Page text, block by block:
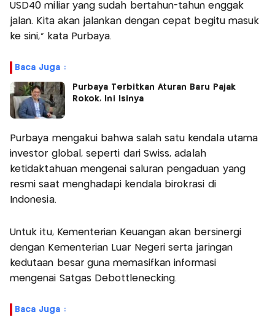
USD40 miliar yang sudah bertahun-tahun enggak
jalan. Kita akan jalankan dengan cepat begitu masuk
ke sini," kata Purbaya.
Baca Juga :
Purbaya Terbitkan Aturan Baru Pajak
Rokok, Ini Isinya
Purbaya mengakui bahwa salah satu kendala utama
investor global, seperti dari Swiss, adalah
ketidaktahuan mengenai saluran pengaduan yang
resmi saat menghadapi kendala birokrasi di
Indonesia.
Untuk itu, Kementerian Keuangan akan bersinergi
dengan Kementerian Luar Negeri serta jaringan
kedutaan besar guna memasifkan informasi
mengenai Satgas Debottlenecking.
Baca Juga :